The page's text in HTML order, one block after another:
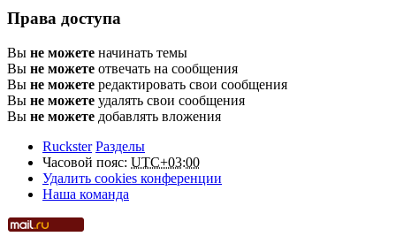
Права доступа
Вы не можете начинать темы
Вы не можете отвечать на сообщения
Вы не можете редактировать свои сообщения
Вы не можете удалять свои сообщения
Вы не можете добавлять вложения
Ruckster Разделы
Часовой пояс: UTC+03:00
Удалить cookies конференции
Наша команда